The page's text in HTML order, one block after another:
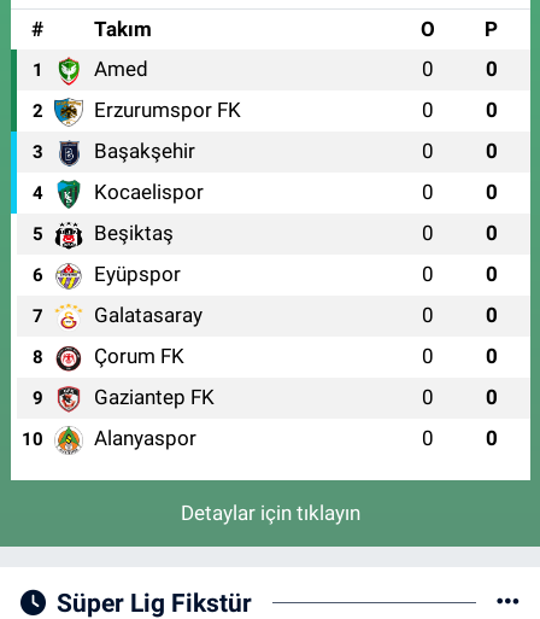
#
Takım O P
1 Amed 0 0
2 Erzurumspor FK 0 0
3 Başakşehir 0 0
4 Kocaelispor 0 0
5 Beşiktaş 0 0
6 Eyüpspor 0 0
7 Galatasaray 0 0
8 Çorum FK 0 0
9 Gaziantep FK 0 0
10 Alanyaspor 0 0
Detaylar için tıklayın
Süper Lig Fikstür